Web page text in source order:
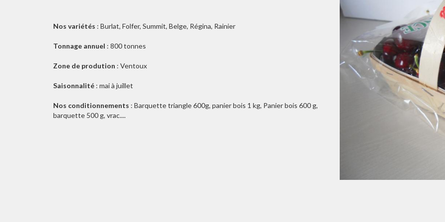
Nos variétés : Burlat, Folfer, Summit, Belge, Régina, Rainier
Tonnage annuel : 800 tonnes
Zone de prodution : Ventoux
Saisonnalité : mai à juillet
Nos conditionnements : Barquette triangle 600g, panier bois 1 kg, Panier bois 600 g,
barquette 500 g, vrac....